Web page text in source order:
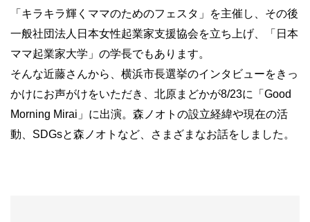
「キラキラ輝くママのためのフェスタ」を主催し、その後
一般社団法人日本女性起業家支援協会を立ち上げ、「日本
ママ起業家大学」の学長でもあります。
そんな近藤さんから、横浜市長選挙のインタビューをきっ
かけにお声がけをいただき、北原まどかが8/23に「Good
Morning Mirai」に出演。森ノオトの設立経緯や現在の活
動、SDGsと森ノオトなど、さまざまなお話をしました。